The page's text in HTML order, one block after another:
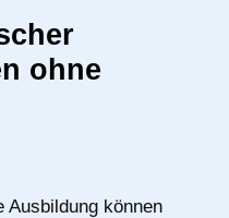
ohne
Ausbildung können